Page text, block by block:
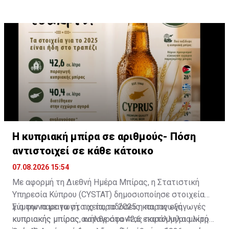
μεταβούν για κατάθεση στεφάνων στο οδόφραγμα
Δερύνειας και ακολούθως στην εκκλησία Αγίου
Δημητρίου στο Παραλίμνι όπου θα τελεστεί το
μνημόσυνο. Στη συνέχεια οι μοτοσικλετιστές θα
παραστούν στο κοιμητήριο Παραλιμνίου για τρισάγιο.
Η κυπριακή μπίρα σε αριθμούς- Πόση
αντιστοιχεί σε κάθε κάτοικο
07.08.2026 15:54
Με αφορμή τη Διεθνή Ημέρα Μπίρας, η Στατιστική
Υπηρεσία Κύπρου (CYSTAT) δημοσιοποίησε στοιχεία
για την παραγωγή, τις παραδόσεις και τις εξαγωγές
κυπριακής μπίρας, καταγράφοντας παράλληλα μικρή
Σύμφωνα με τα στοιχεία, το 2025 η παραγωγή
κυπριακής μπίρας ανήλθε στα 42,6 εκατομμύρια λίτρα,